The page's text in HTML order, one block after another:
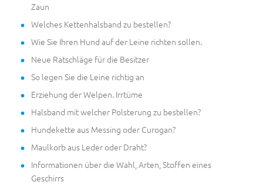
Zaun
Welches Kettenhalsband zu bestellen?
Wie Sie Ihren Hund auf der Leine richten sollen.
Neue Ratschläge für die Besitzer
So legen Sie die Leine richtig an
Erziehung der Welpen. Irrtüme
Halsband mit welcher Polsterung zu bestellen?
Hundekette aus Messing oder Curogan?
Maulkorb aus Leder oder Draht?
Informationen über die Wahl, Arten, Stoffen eines
Geschirrs